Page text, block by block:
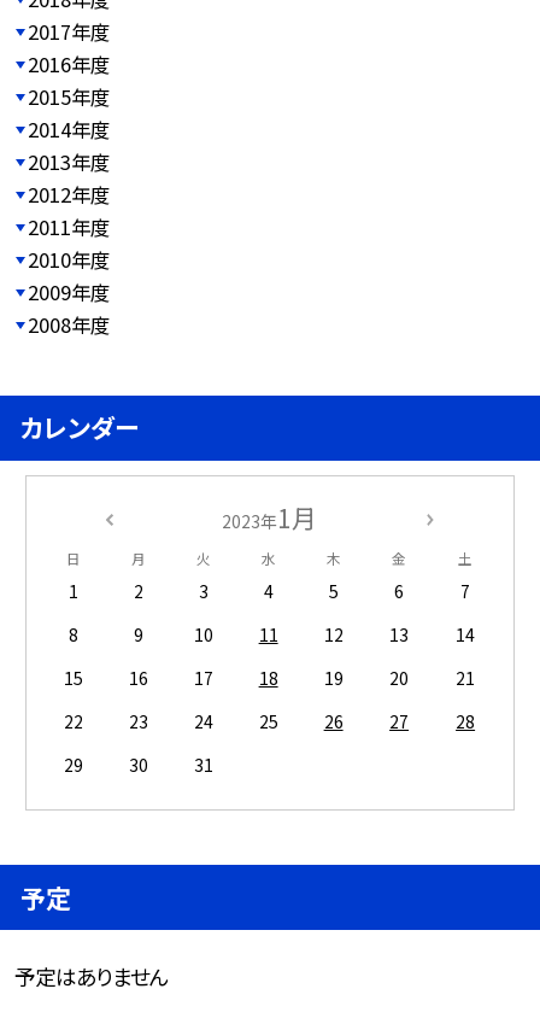
2017年度
2016年度
2015年度
2014年度
2013年度
2012年度
2011年度
2010年度
2009年度
2008年度
カレンダー
2023年1月
日 月 火 水 木 金 土
1 2 3 4 5 6
7
8
9 10 11 12 13
14
15
16 17 18 19 20
21
22
23 24 25 26 27
28
29
30 31
予定
予定はありません